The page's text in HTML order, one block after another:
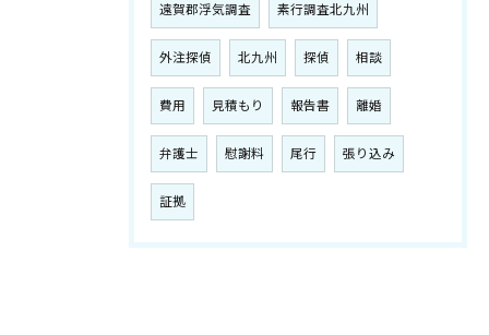
遠賀郡浮気調査 素行調査北九州
外注探偵 北九州 探偵 相談
費用 見積もり 報告書 離婚
弁護士 慰謝料 尾行 張り込み
証拠